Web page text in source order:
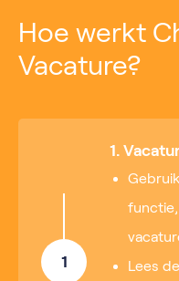
Hoe werkt
Vacature?
1
1.
Lees